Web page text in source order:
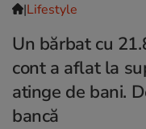
|Lifestyle
Un bărbat cu
cont a aflat la
atinge de bani.
bancă